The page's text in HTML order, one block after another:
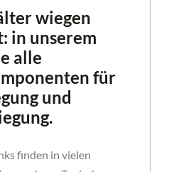
wiegen
in unserem
alle
für
und
finden in vielen